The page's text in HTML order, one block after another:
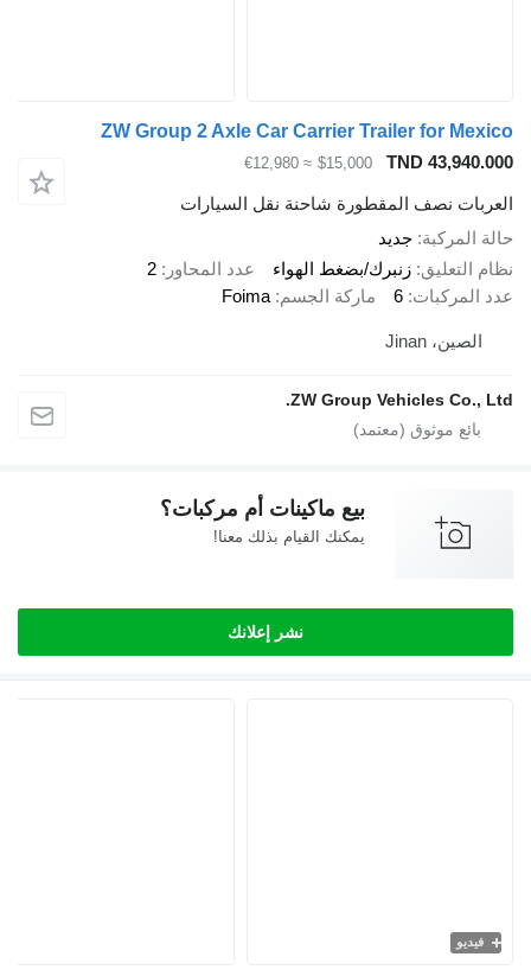
ZW Group 2 Axle Car Carrier Trailer for
TND
$15,000
≈ €12,980
نصف المقطورة شاحنة نقل السيارات
جديد
التعليق زنبرك/بضغط الهواء عدد المحاور 2
6 ماركة الجسم Foima
الصين، Jinan
ZW Group Vehicles
بيع ماكينات أم مركبات؟
يمكنك القيام بذلك معنا!
نشر إعلانك